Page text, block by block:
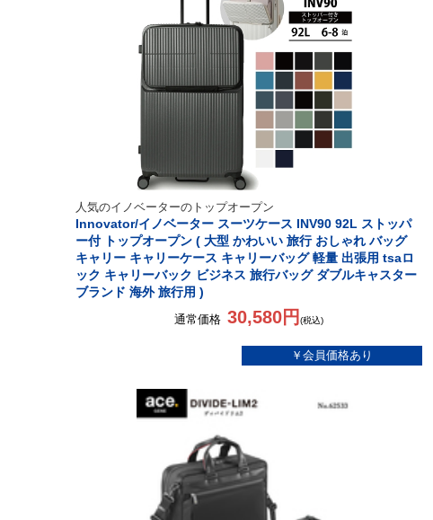
人気のイノベーターのトップオープン
Innovator/イノベーター スーツケース INV90 92L ストッパ
ー付 トップオープン ( 大型 かわいい 旅行 おしゃれ バッグ
キャリー キャリーケース キャリーバッグ 軽量 出張用 tsaロ
ック キャリーバック ビジネス 旅行バッグ ダブルキャスター
ブランド 海外 旅行用 )
通常価格 30,580円 (税込)